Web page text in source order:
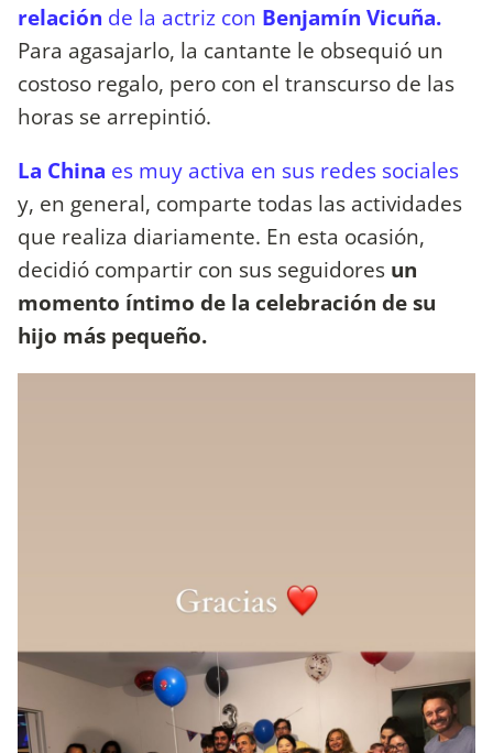
relación de la actriz con Benjamín Vicuña.
Para agasajarlo, la cantante le obsequió un
costoso regalo, pero con el transcurso de las
horas se arrepintió.
La China es muy activa en sus redes sociales
y, en general, comparte todas las actividades
que realiza diariamente. En esta ocasión,
decidió compartir con sus seguidores un
momento íntimo de la celebración de su
hijo más pequeño.